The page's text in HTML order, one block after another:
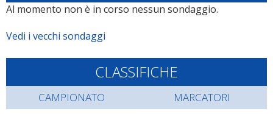
Al momento non è in corso nessun sondaggio.
Vedi i vecchi sondaggi
CLASSIFICHE
CAMPIONATO MARCATORI